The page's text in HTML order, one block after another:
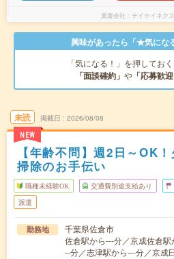
派遣会社 テイケイネク
興味があったら「★気にな
「気になる！」を押してお
「面談確約」 や 「応募歓迎
未読
NEW
掲載日 2026/08/08
【年齢不問】週2日～OK
掃除のお手伝い
職種未経験OK 交通費別途支給あり
派遣
勤務地
千葉県佐倉市
佐倉駅から---分／京成佐倉
--分／志津駅から---分／京成